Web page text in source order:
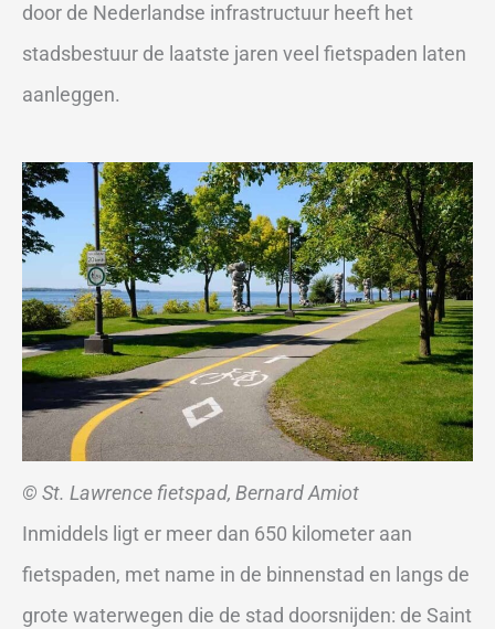
door de Nederlandse infrastructuur heeft het
stadsbestuur de laatste jaren veel fietspaden laten
aanleggen.
© St. Lawrence fietspad, Bernard Amiot
Inmiddels ligt er meer dan 650 kilometer aan
fietspaden, met name in de binnenstad en langs de
grote waterwegen die de stad doorsnijden: de Saint